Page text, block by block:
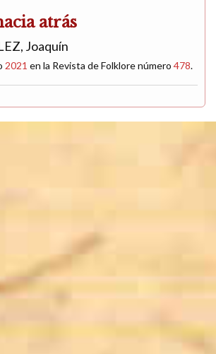
atrás
Joaquín
2021 en la Revista de Folklore número 478.